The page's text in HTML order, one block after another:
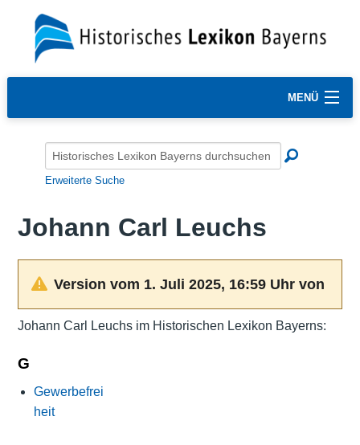
MENÜ
Erweiterte Suche
Johann Carl Leuchs
Version vom 1. Juli 2025, 16:59 Uhr von
Johann Carl Leuchs im Historischen Lexikon Bayerns:
G
Gewerbefrei
heit